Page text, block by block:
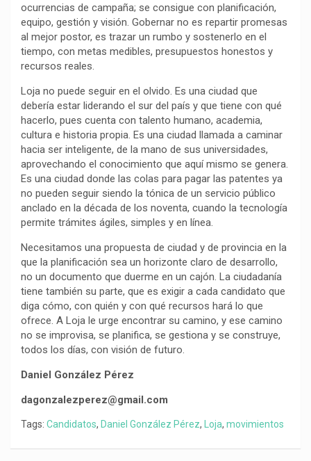
ocurrencias de campaña; se consigue con planificación,
equipo, gestión y visión. Gobernar no es repartir promesas
al mejor postor, es trazar un rumbo y sostenerlo en el
tiempo, con metas medibles, presupuestos honestos y
recursos reales.
Loja no puede seguir en el olvido. Es una ciudad que
debería estar liderando el sur del país y que tiene con qué
hacerlo, pues cuenta con talento humano, academia,
cultura e historia propia. Es una ciudad llamada a caminar
hacia ser inteligente, de la mano de sus universidades,
aprovechando el conocimiento que aquí mismo se genera.
Es una ciudad donde las colas para pagar las patentes ya
no pueden seguir siendo la tónica de un servicio público
anclado en la década de los noventa, cuando la tecnología
permite trámites ágiles, simples y en línea.
Necesitamos una propuesta de ciudad y de provincia en la
que la planificación sea un horizonte claro de desarrollo,
no un documento que duerme en un cajón. La ciudadanía
tiene también su parte, que es exigir a cada candidato que
diga cómo, con quién y con qué recursos hará lo que
ofrece. A Loja le urge encontrar su camino, y ese camino
no se improvisa, se planifica, se gestiona y se construye,
todos los días, con visión de futuro.
Daniel González Pérez
dagonzalezperez@gmail.com
Tags: Candidatos, Daniel González Pérez, Loja, movimientos